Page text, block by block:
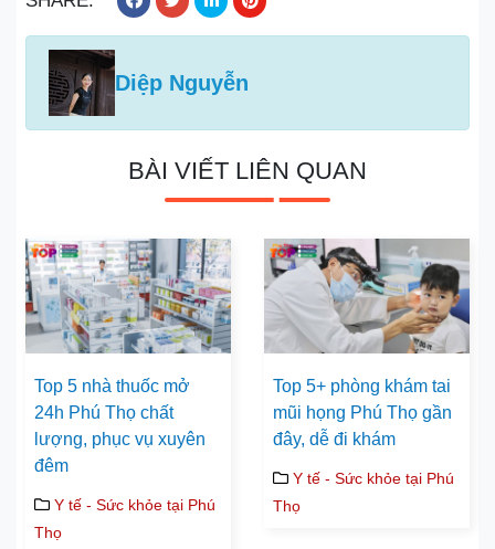
Diệp Nguyễn
BÀI VIẾT LIÊN QUAN
Top 5 nhà thuốc mở
24h Phú Thọ chất
lượng, phục vụ xuyên
đêm
Y tế - Sức khỏe tại Phú
Thọ
Top 5+ phòng khám tai
mũi họng Phú Thọ gần
đây, dễ đi khám
Y tế - Sức khỏe tại Phú
Thọ